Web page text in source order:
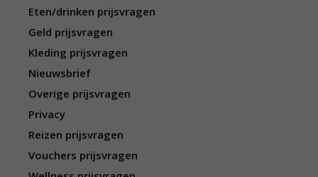
Eten/drinken prijsvragen
Geld prijsvragen
Kleding prijsvragen
Nieuwsbrief
Overige prijsvragen
Privacy
Reizen prijsvragen
Vouchers prijsvragen